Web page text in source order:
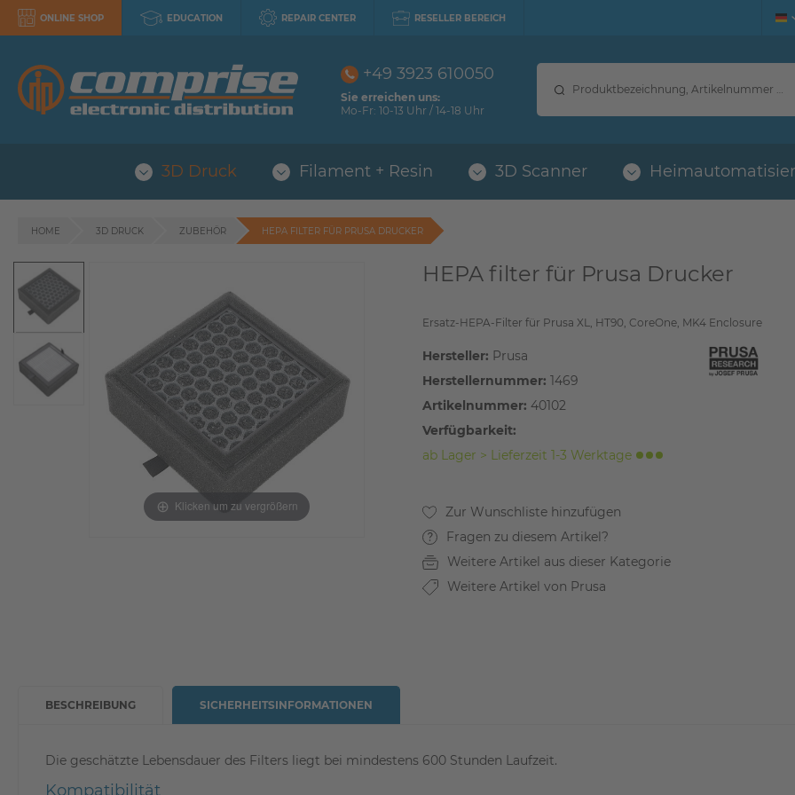
ONLINE SHOP EDUCATION REPAIR CENTER RESELLER BEREICH
+49 3923 610050
Sie erreichen uns:
Mo-Fr: 10-13 Uhr / 14-18 Uhr
3D Druck Filament + Resin 3D Scanner
HOME 3D DRUCK ZUBEHÖR HEPA FILTER FÜR PRUSA DRUCKER
Klicken um zu vergrößern
HEPA filter für Prusa Drucker
Ersatz-HEPA-Filter für Prusa XL, HT90, CoreOne, MK4 Enclosure
Hersteller: Prusa
Herstellernummer: 1469
Artikelnummer: 40102
Verfügbarkeit:
ab Lager > Lieferzeit 1-3 Werktage
Fragen zu diesem Artikel?
Weitere Artikel aus dieser Kategorie
Weitere Artikel von Prusa
BESCHREIBUNG
Die geschätzte Lebensdauer des Filters liegt bei mindestens 600 Stunden Laufzeit.
Kompatibilität
SICHERHEITSINFORMATIONEN